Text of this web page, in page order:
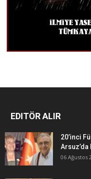
EDITÖR ALIR
20’inci
Arsuz’da
06 Ağustos